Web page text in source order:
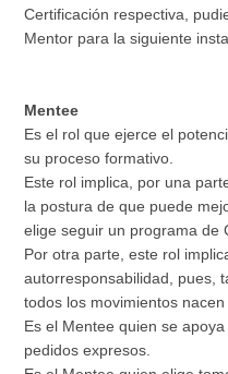
Certificación respectiva,
Mentor para la siguiente
Mentee
Es el rol que ejerce el
su proceso formativo.
Este rol implica, por una
la postura de que puede
elige seguir un programa de
Por otra parte, este rol
autorresponsabilidad, pues,
todos los movimientos nacen
Es el Mentee quien se
pedidos expresos.